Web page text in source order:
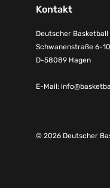
Kontakt
Deutscher Basketball
Schwanenstraße 6-10
D-58089 Hagen
E-Mail:
© 2026 Deutscher